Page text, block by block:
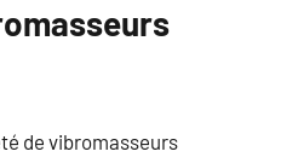
de vibromasseurs